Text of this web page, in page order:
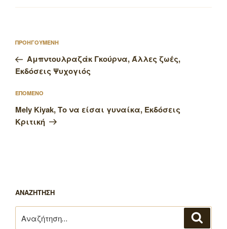
άρθρων
Προηγούμενο
άρθρο
ΠΡΟΗΓΟΥΜΕΝΗ
Αμπντουλραζάκ Γκούρνα, Άλλες ζωές,
Εκδόσεις Ψυχογιός
Επόμενο
άρθρο
ΕΠΟΜΕΝΟ
Mely Kiyak, Το να είσαι γυναίκα, Εκδόσεις
Κριτική
ΑΝΑΖΗΤΗΣΗ
για: